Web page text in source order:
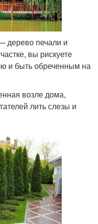
дерево печали и
вы рискуете
и быть обреченным на
возле дома,
лить слезы и